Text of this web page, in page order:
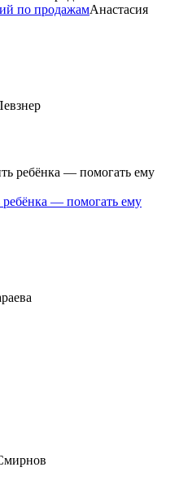
по продажамАнастасия
— помогать ему